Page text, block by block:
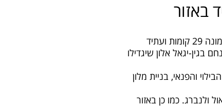
באזור
באזור הסיטי – בלב שדרת רוטשילד מתאכלס בימים אלו מגדל העסקים היוקרתי של קבוצת אביב המונה 29 קומות ועתיד
בגין-יגאל אלון שיגדילו
והפנאי, בניית מלון
ולנברג. כמו כן באזור